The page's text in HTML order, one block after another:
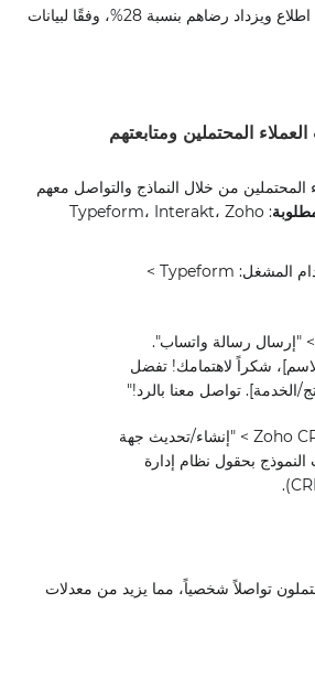
: يبقى العملاء على اطلاع ويزداد رضاهم بنسبة 28%، وفقًا لبيانات
المحتملين من خلال النماذج والتواصل معهم
: Typeform، Interakt، Zoho
إنشاء Zap باستخدام المشغل: Typeform >
> "إرسال رسالة واتساب".
شكراً لاهتمامك! تفضل
الخدمة]. تواصل معنا بالرد!"
الخطوة الثانية: Zoho CRM > "إنشاء/تحديث جهة
النموذج بحقول نظام إدارة
تواصلاً شخصياً، مما يزيد من معدلات